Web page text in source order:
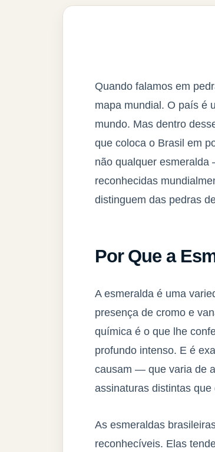
Quando falamos em
mapa mundial. O país é
mundo. Mas dentro
que coloca o Brasil em
não qualquer
reconhecidas
distinguem das pedras
Por Que a
A esmeralda é uma
presença de cromo e
química é o que lhe
profundo intenso. E é
causam — que varia de
assinaturas distintas
As esmeraldas
reconhecíveis. Elas